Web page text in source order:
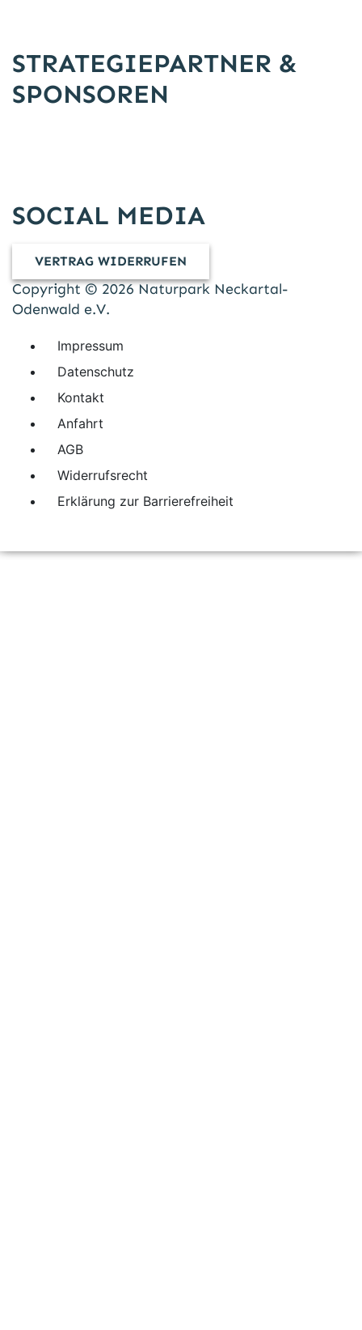
STRATEGIEPARTNER &
SPONSOREN
SOCIAL MEDIA
VERTRAG WIDERRUFEN
Copyright © 2026 Naturpark Neckartal-
Odenwald e.V.
Impressum
Datenschutz
Kontakt
Anfahrt
AGB
Widerrufsrecht
Erklärung zur Barrierefreiheit